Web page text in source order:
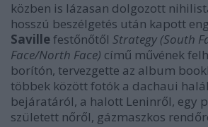
közben is lázasan dolgozott
hosszú beszélgetés után kapott
Savillefestőnőtől Strategy (South
Face/North Face) című művének
borítón, tervezgette az album
többek között fotók a dachaui
bejáratáról, a halott Leninről, egy
született nőről, gázmaszkos